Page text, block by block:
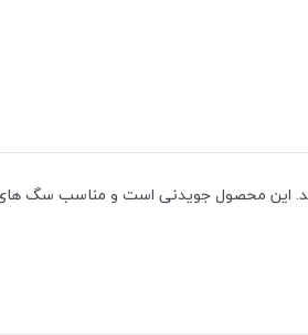
این محصول جویدنی است و مناسب سگ